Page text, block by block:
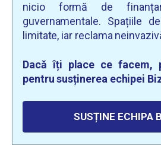
nicio formă de
guvernamentale. Spațiile
limitate, iar reclama
Dacă îți place ce facem,
pentru susținerea echipei
SUSȚINE ECHIPA